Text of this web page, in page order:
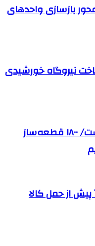
بازسازی واحدهای
نیروگاه خورشیدی
بازار قطعه‌سازی رقابتی است/ ۱۸۰۰ قطعه‌ساز
از حمل کالا